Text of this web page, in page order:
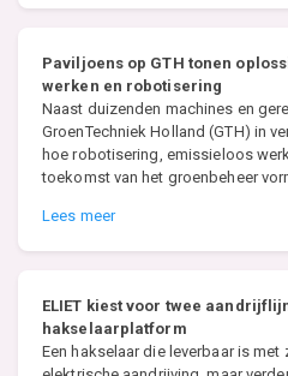
Paviljoens op GTH tonen
werken en robotisering
Naast duizenden machines en
GroenTechniek Holland (GTH) in
hoe robotisering, emissieloos
toekomst van het groenbeheer
Lees meer
ELIET kiest voor twee
hakselaarplatform
Een hakselaar die leverbaar is